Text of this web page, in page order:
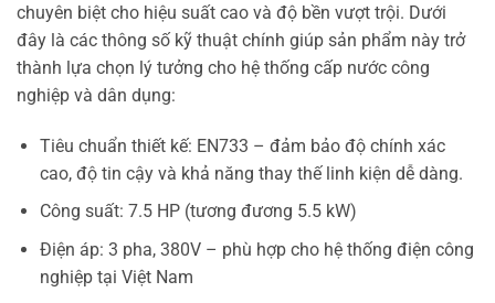
chuyên biệt cho hiệu suất cao và độ bền vượt trội. Dưới
đây là các thông số kỹ thuật chính giúp sản phẩm này trở
thành lựa chọn lý tưởng cho hệ thống cấp nước công
nghiệp và dân dụng:
Tiêu chuẩn thiết kế: EN733 – đảm bảo độ chính xác
cao, độ tin cậy và khả năng thay thế linh kiện dễ dàng.
Công suất: 7.5 HP (tương đương 5.5 kW)
Điện áp: 3 pha, 380V – phù hợp cho hệ thống điện công
nghiệp tại Việt Nam